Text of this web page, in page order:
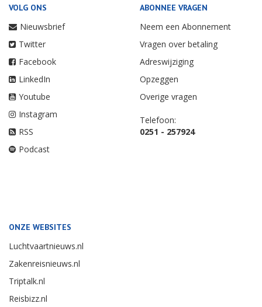
VOLG ONS
Nieuwsbrief
Twitter
Facebook
LinkedIn
Youtube
Instagram
RSS
Podcast
ABONNEE VRAGEN
Neem een Abonnement
Vragen over betaling
Adreswijziging
Opzeggen
Overige vragen
Telefoon:
0251 - 257924
ONZE WEBSITES
Luchtvaartnieuws.nl
Zakenreisnieuws.nl
Triptalk.nl
Reisbizz.nl